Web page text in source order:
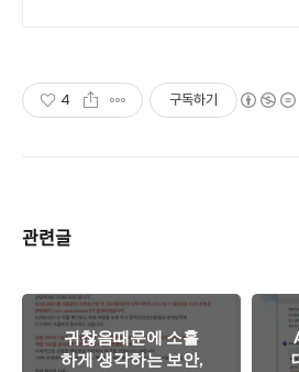
4 구독하기
관련글
귀찮음때문에 소홀
하게 생각하는 보안,